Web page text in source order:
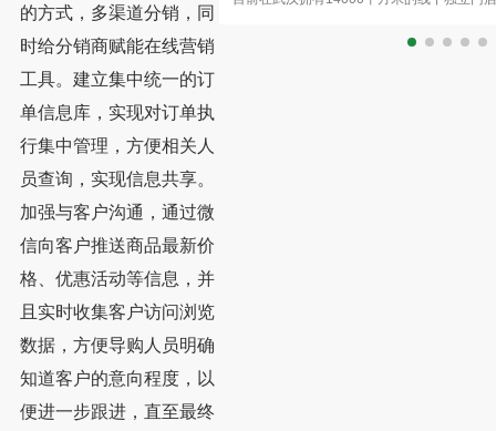
的方式，多渠道分销，同
时给分销商赋能在线营销
工具。建立集中统一的订
单信息库，实现对订单执
行集中管理，方便相关人
员查询，实现信息共享。
加强与客户沟通，通过微
信向客户推送商品最新价
格、优惠活动等信息，并
且实时收集客户访问浏览
数据，方便导购人员明确
知道客户的意向程度，以
便进一步跟进，直至最终
极简、欧式、美式、法式、英式、软体类等全品类潮